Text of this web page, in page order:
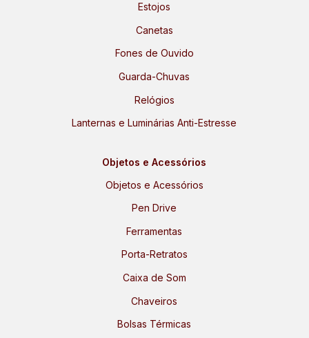
Estojos
Canetas
Fones de Ouvido
Guarda-Chuvas
Relógios
Lanternas e Luminárias Anti-Estresse
Objetos e Acessórios
Objetos e Acessórios
Pen Drive
Ferramentas
Porta-Retratos
Caixa de Som
Chaveiros
Bolsas Térmicas